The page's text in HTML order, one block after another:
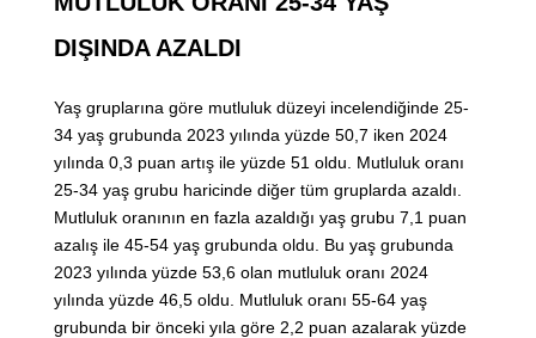
DIŞINDA AZALDI
Yaş gruplarına göre mutluluk düzeyi incelendiğinde 25-
34 yaş grubunda 2023 yılında yüzde 50,7 iken 2024
yılında 0,3 puan artış ile yüzde 51 oldu. Mutluluk oranı
25-34 yaş grubu haricinde diğer tüm gruplarda azaldı.
Mutluluk oranının en fazla azaldığı yaş grubu 7,1 puan
azalış ile 45-54 yaş grubunda oldu. Bu yaş grubunda
2023 yılında yüzde 53,6 olan mutluluk oranı 2024
yılında yüzde 46,5 oldu. Mutluluk oranı 55-64 yaş
grubunda bir önceki yıla göre 2,2 puan azalarak yüzde